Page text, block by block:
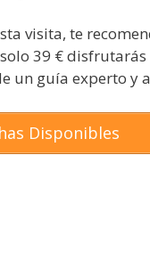
visita, te
39 €
un guía experto y
Disponibles